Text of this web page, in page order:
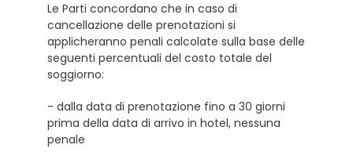
Le Parti concordano che in caso di
cancellazione delle prenotazioni si
applicheranno penali calcolate sulla base delle
seguenti percentuali del costo totale del
soggiorno:
- dalla data di prenotazione fino a 30 giorni
prima della data di arrivo in hotel, nessuna
penale